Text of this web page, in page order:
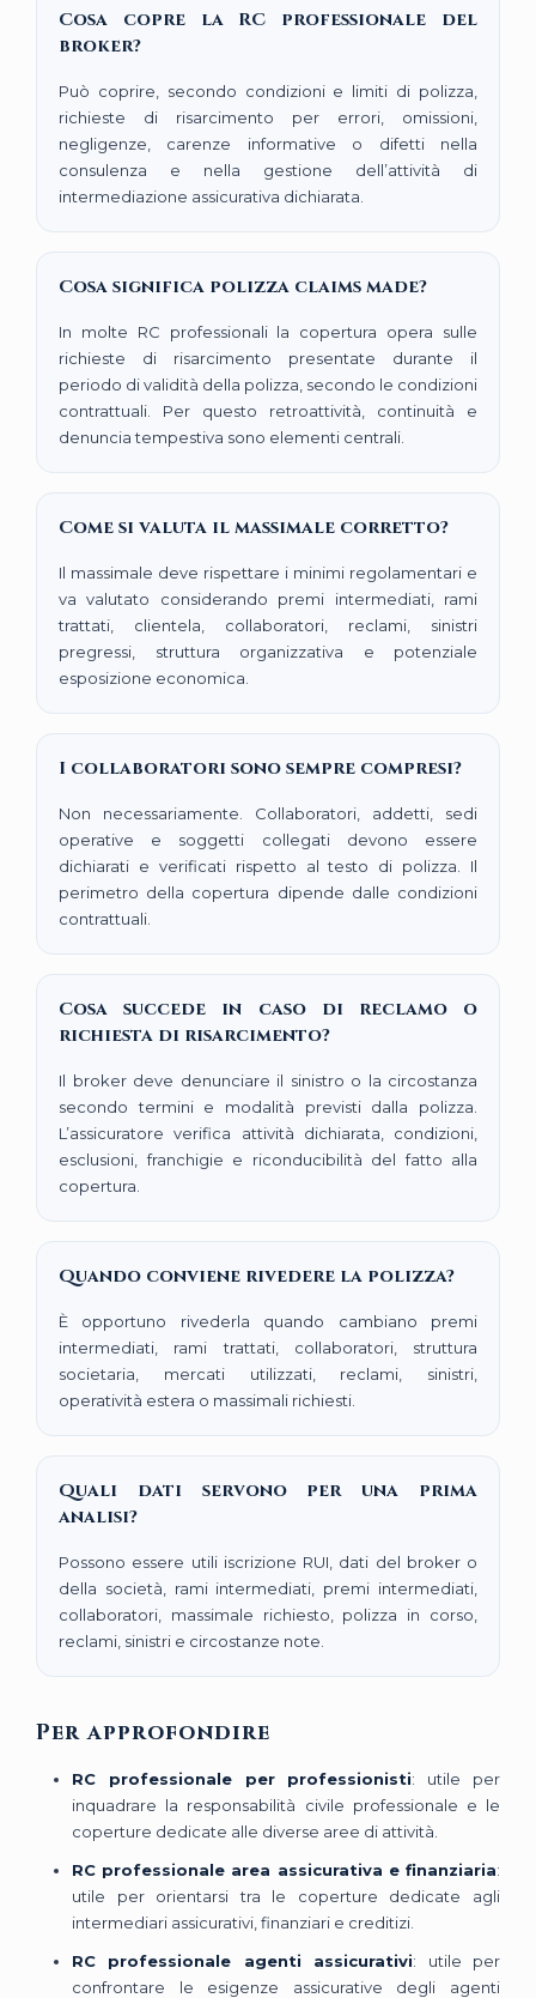
Cosa copre la RC professionale del
broker?
Può coprire, secondo condizioni e limiti di polizza,
richieste di risarcimento per errori, omissioni,
negligenze, carenze informative o difetti nella
consulenza e nella gestione dell’attività di
intermediazione assicurativa dichiarata.
Cosa significa polizza claims made?
In molte RC professionali la copertura opera sulle
richieste di risarcimento presentate durante il
periodo di validità della polizza, secondo le condizioni
contrattuali. Per questo retroattività, continuità e
denuncia tempestiva sono elementi centrali.
Come si valuta il massimale corretto?
Il massimale deve rispettare i minimi regolamentari e
va valutato considerando premi intermediati, rami
trattati, clientela, collaboratori, reclami, sinistri
pregressi, struttura organizzativa e potenziale
esposizione economica.
I collaboratori sono sempre compresi?
Non necessariamente. Collaboratori, addetti, sedi
operative e soggetti collegati devono essere
dichiarati e verificati rispetto al testo di polizza. Il
perimetro della copertura dipende dalle condizioni
contrattuali.
Cosa succede in caso di reclamo o
richiesta di risarcimento?
Il broker deve denunciare il sinistro o la circostanza
secondo termini e modalità previsti dalla polizza.
L’assicuratore verifica attività dichiarata, condizioni,
esclusioni, franchigie e riconducibilità del fatto alla
copertura.
Quando conviene rivedere la polizza?
È opportuno rivederla quando cambiano premi
intermediati, rami trattati, collaboratori, struttura
societaria, mercati utilizzati, reclami, sinistri,
operatività estera o massimali richiesti.
Quali dati servono per una prima
analisi?
Possono essere utili iscrizione RUI, dati del broker o
della società, rami intermediati, premi intermediati,
collaboratori, massimale richiesto, polizza in corso,
reclami, sinistri e circostanze note.
Per approfondire
RC professionale per professionisti: utile per
inquadrare la responsabilità civile professionale e le
coperture dedicate alle diverse aree di attività.
RC professionale area assicurativa e finanziaria:
utile per orientarsi tra le coperture dedicate agli
intermediari assicurativi, finanziari e creditizi.
RC professionale agenti assicurativi: utile per
confrontare le esigenze assicurative degli agenti